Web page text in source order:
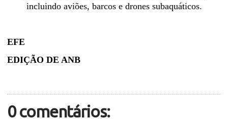
incluindo aviões, barcos e drones subaquáticos.
EFE
EDIÇÃO DE ANB
0 comentários: